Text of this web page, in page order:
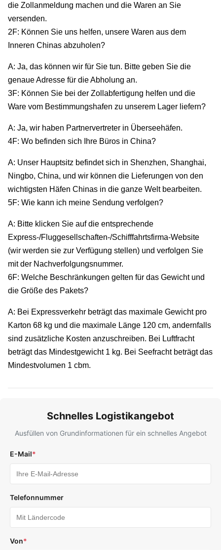
die Zollanmeldung machen und die Waren an Sie
versenden.
2F: Können Sie uns helfen, unsere Waren aus dem
Inneren Chinas abzuholen?
A: Ja, das können wir für Sie tun. Bitte geben Sie die
genaue Adresse für die Abholung an.
3F: Können Sie bei der Zollabfertigung helfen und die
Ware vom Bestimmungshafen zu unserem Lager liefern?
A: Ja, wir haben Partnervertreter in Überseehäfen.
4F: Wo befinden sich Ihre Büros in China?
A: Unser Hauptsitz befindet sich in Shenzhen, Shanghai,
Ningbo, China, und wir können die Lieferungen von den
wichtigsten Häfen Chinas in die ganze Welt bearbeiten.
5F: Wie kann ich meine Sendung verfolgen?
A: Bitte klicken Sie auf die entsprechende
Express-/Fluggesellschaften-/Schifffahrtsfirma-Website
(wir werden sie zur Verfügung stellen) und verfolgen Sie
mit der Nachverfolgungsnummer.
6F: Welche Beschränkungen gelten für das Gewicht und
die Größe des Pakets?
A: Bei Expressverkehr beträgt das maximale Gewicht pro
Karton 68 kg und die maximale Länge 120 cm, andernfalls
sind zusätzliche Kosten anzuschreiben. Bei Luftfracht
beträgt das Mindestgewicht 1 kg. Bei Seefracht beträgt das
Mindestvolumen 1 cbm.
Schnelles Logistikangebot
Ausfüllen von Grundinformationen für ein schnelles Angebot
E-Mail*
Telefonnummer
Von*